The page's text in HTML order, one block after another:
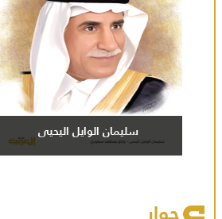
سليمان الوايل اليحيى
حوار